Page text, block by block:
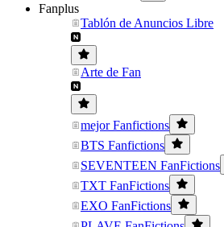
Fanplus
Tablón de Anuncios Libre
Arte de Fan
mejor Fanfictions
BTS Fanfictions
SEVENTEEN FanFictions
TXT FanFictions
EXO FanFictions